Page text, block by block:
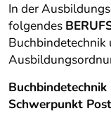
In der
folgendes
Schwerpunkt